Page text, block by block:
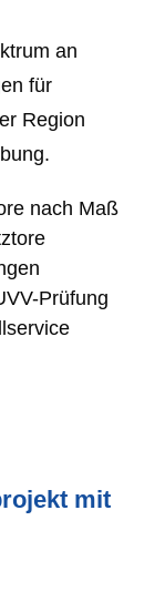
an
für
Region
nach Maß
Prüfung
mit